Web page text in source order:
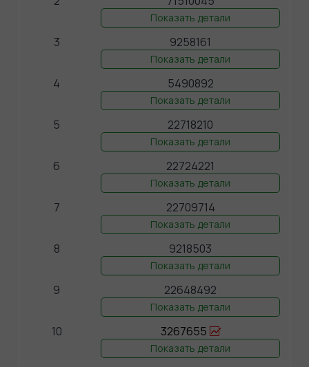
Показать детали
3 9258161
Показать детали
4 5490892
Показать детали
5 22718210
Показать детали
6 22724221
Показать детали
7 22709714
Показать детали
8 9218503
Показать детали
9 22648492
Показать детали
10 3267655
Показать детали